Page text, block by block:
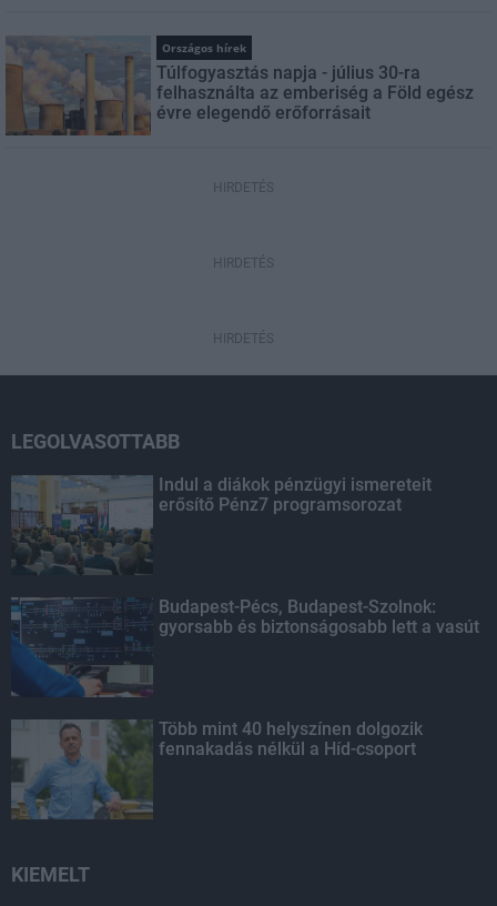
Országos hírek
Túlfogyasztás napja - július 30-ra
felhasználta az emberiség a Föld egész
évre elegendő erőforrásait
HIRDETÉS
HIRDETÉS
HIRDETÉS
LEGOLVASOTTABB
Indul a diákok pénzügyi ismereteit
erősítő Pénz7 programsorozat
Budapest-Pécs, Budapest-Szolnok:
gyorsabb és biztonságosabb lett a vasút
Több mint 40 helyszínen dolgozik
fennakadás nélkül a Híd-csoport
KIEMELT